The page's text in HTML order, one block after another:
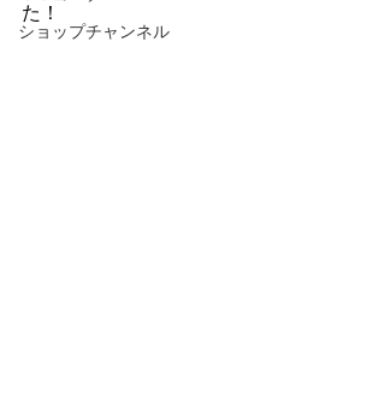
ショップチャンネル
た！